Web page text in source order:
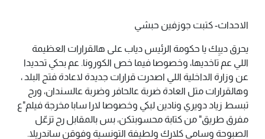
الاحداث- كتبت جوزفين حبشي
يحرق ديبِك يا حكومة الرئيس دياب على هالقرارات العظيمة
اللي عم تاخديها، وخصوصا فيما خص الكورونا. عم بحكي تحديدا
عن وزارة الداخلية اللي اصدرت قرارات جديدة لاعادة فتح البلد ،
وهالقرارات متل العادة ضربة عالحافر وضربة عالسندان، ورح
تبسط زياد دويري ونادين لبكي وخصوصا لارا سابا مخرجة فيلم"ع
مفرق طريق" من كتابة محسوبتكن، بس بالمقابل رح تزعّل
الصبوحة وسامي كلارك ولطيفة التونسية وفوقن ساندريلا.